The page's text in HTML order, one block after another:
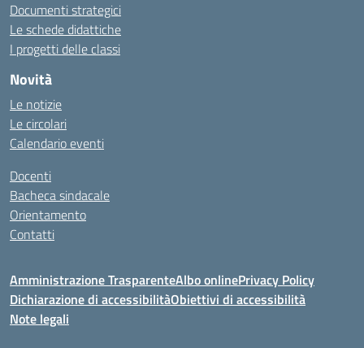
Documenti strategici
Le schede didattiche
I progetti delle classi
Novità
Le notizie
Le circolari
Calendario eventi
Docenti
Bacheca sindacale
Orientamento
Contatti
Amministrazione TrasparenteAlbo onlinePrivacy Policy
Dichiarazione di accessibilitàObiettivi di accessibilità
Note legali